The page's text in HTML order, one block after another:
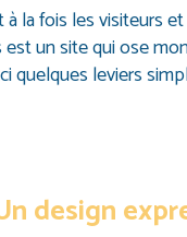
la fois les visiteurs
un site qui ose
quelques leviers
design